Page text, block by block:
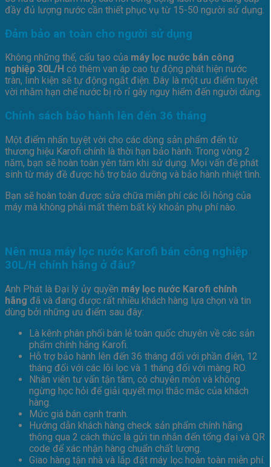
đầy đủ lượng nước cần thiết phục vụ từ 15-50 người sử dụng.
Đảm bảo an toàn cho người sử dụng
Không những thế, cấu tạo của máy lọc nước bán công
nghiệp 30L/H có thêm van áp cao tự động phát hiện nước
tràn, linh kiện sẽ tự động ngắt điện. Đây là một ưu điểm tuyệt
vời nhằm hạn chế nước bị rò rỉ gây nguy hiểm đến người dùng.
Chính sách bảo hành lên đến 36 tháng
Một điểm nhấn tuyệt vời cho các dòng sản phẩm đến từ
thương hiệu Karofi chính là thời hạn bảo hành. Trong vòng 2
năm, bạn sẽ hoàn toàn yên tâm khi sử dụng. Mọi vấn đề phát
sinh từ máy đề được hỗ trợ bảo dưỡng và bảo hành nhiệt tình.
Bạn sẽ hoàn toàn được sửa chữa miễn phí các lỗi hỏng của
máy mà không phải mất thêm bất kỳ khoản phụ phí nào.
Nên mua máy lọc nước Karofi bán công nghiệp
30L/H chính hãng ở đâu?
Anh Phát là Đại lý ủy quyền máy lọc nước Karofi chính
hãng đã và đang được rất nhiều khách hàng lựa chọn và tin
dùng bởi những ưu điểm sau đây:
Là kênh phân phối bán lẻ toàn quốc chuyên về các sản
phẩm chính hãng Karofi.
Hỗ trợ bảo hành lên đến 36 tháng đối với phần điện, 12
tháng đối với các lõi lọc và 1 tháng đối với màng RO.
Nhân viên tư vấn tận tâm, có chuyên môn và không
ngừng học hỏi để giải quyết mọi thắc mắc của khách
hàng.
Mức giá bán cạnh tranh.
Hướng dẫn khách hàng check sản phẩm chính hãng
thông qua 2 cách thức là gửi tin nhắn đến tổng đại và QR
code để xác nhận hàng chuẩn chất lượng.
Giao hàng tận nhà và lắp đặt máy lọc hoàn toàn miễn phí.